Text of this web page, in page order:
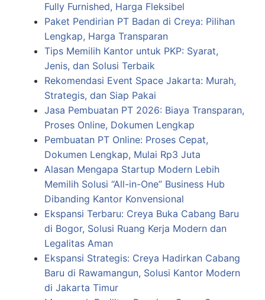
Fully Furnished, Harga Fleksibel
Paket Pendirian PT Badan di Creya: Pilihan
Lengkap, Harga Transparan
Tips Memilih Kantor untuk PKP: Syarat,
Jenis, dan Solusi Terbaik
Rekomendasi Event Space Jakarta: Murah,
Strategis, dan Siap Pakai
Jasa Pembuatan PT 2026: Biaya Transparan,
Proses Online, Dokumen Lengkap
Pembuatan PT Online: Proses Cepat,
Dokumen Lengkap, Mulai Rp3 Juta
Alasan Mengapa Startup Modern Lebih
Memilih Solusi “All-in-One” Business Hub
Dibanding Kantor Konvensional
Ekspansi Terbaru: Creya Buka Cabang Baru
di Bogor, Solusi Ruang Kerja Modern dan
Legalitas Aman
Ekspansi Strategis: Creya Hadirkan Cabang
Baru di Rawamangun, Solusi Kantor Modern
di Jakarta Timur